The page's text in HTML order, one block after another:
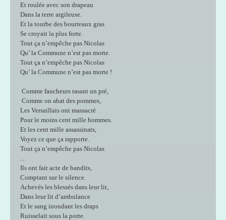
Et roulée avec son drapeau
Dans la terre argileuse.
Et la tourbe des bourreaux gras
Se croyait la plus forte.
Tout ça n’empêche pas Nicolas
Qu’ la Commune n’est pas morte.
Tout ça n’empêche pas Nicolas
Qu’ la Commune n’est pas morte !
Comme faucheurs rasant un pré,
Comme on abat des pommes,
Les Versaillais ont massacré
Pour le moins cent mille hommes.
Et les cent mille assassinats,
Voyez ce que ça rapporte.
Tout ça n’empêche pas Nicolas
Ils ont fait acte de bandits,
Comptant sur le silence.
Achevés les blessés dans leur lit,
Dans leur lit d’ambulance
Et le sang inondant les draps
Ruisselait sous la porte.